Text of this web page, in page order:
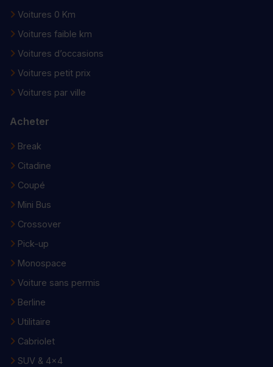
Voitures 0 Km
Voitures faible km
Voitures d’occasions
Voitures petit prix
Voitures par ville
Acheter
Break
Citadine
Coupé
Mini Bus
Crossover
Pick-up
Monospace
Voiture sans permis
Berline
Utilitaire
Cabriolet
SUV & 4x4